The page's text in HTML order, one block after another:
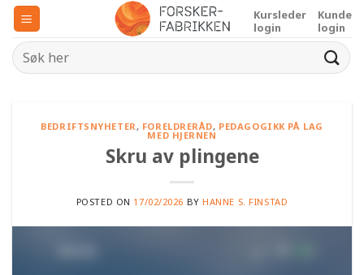
Skip
content
Kursleder
login
Kunde
login
BEDRIFTSNYHETER, FORELDRERÅD, PEDAGOGIKK PÅ LAG
MED HJERNEN
Skru av plingene
POSTED ON 17/02/2026 BY HANNE S. FINSTAD